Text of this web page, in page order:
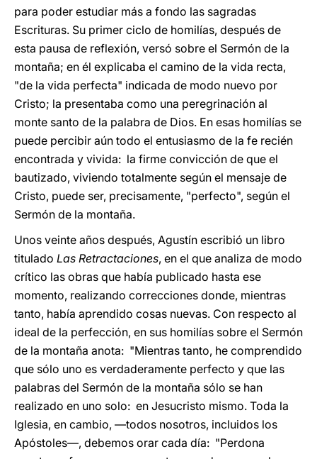
para poder estudiar más a fondo las sagradas
Escrituras. Su primer ciclo de homilías, después de
esta pausa de reflexión, versó sobre el Sermón de la
montaña; en él explicaba el camino de la vida recta,
"de la vida perfecta" indicada de modo nuevo por
Cristo; la presentaba como una peregrinación al
monte santo de la palabra de Dios. En esas homilías se
puede percibir aún todo el entusiasmo de la fe recién
encontrada y vivida: la firme convicción de que el
bautizado, viviendo totalmente según el mensaje de
Cristo, puede ser, precisamente, "perfecto", según el
Sermón de la montaña.
Unos veinte años después, Agustín escribió un libro
titulado Las Retractaciones, en el que analiza de modo
crítico las obras que había publicado hasta ese
momento, realizando correcciones donde, mientras
tanto, había aprendido cosas nuevas. Con respecto al
ideal de la perfección, en sus homilías sobre el Sermón
de la montaña anota: "Mientras tanto, he comprendido
que sólo uno es verdaderamente perfecto y que las
palabras del Sermón de la montaña sólo se han
realizado en uno solo: en Jesucristo mismo. Toda la
Iglesia, en cambio, —todos nosotros, incluidos los
Apóstoles—, debemos orar cada día: "Perdona